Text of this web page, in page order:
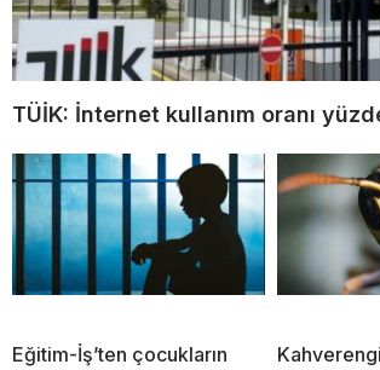
TÜİK: İnternet kullanım oranı
Eğitim-İş’ten çocukların